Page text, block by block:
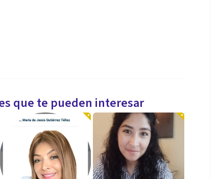
que te pueden interesar